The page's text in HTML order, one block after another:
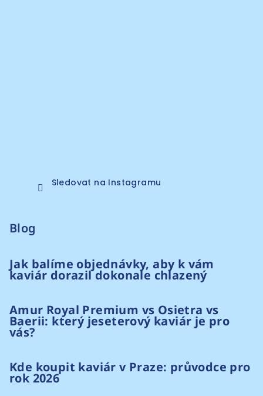
Sledovat na Instagramu
Blog
Jak balíme objednávky, aby k vám
kaviár dorazil dokonale chlazený
Amur Royal Premium vs Osietra vs
Baerii: který jeseterový kaviár je pro
vás?
Kde koupit kaviár v Praze: průvodce pro
rok 2026